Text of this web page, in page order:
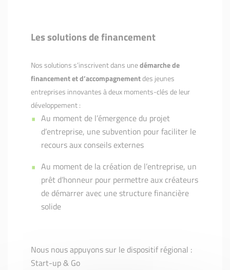
Les solutions de financement
Nos solutions s’inscrivent dans unedémarche de
financement et d’accompagnementdes jeunes
entreprises innovantes à deux moments-clés de leur
développement :
Au moment de l’émergence du projet
d’entreprise, une subvention pour faciliter le
recours aux conseils externes
Au moment de la création de l’entreprise, un
prêt d’honneur pour permettre aux créateurs
de démarrer avec une structure financière
solide
Nous nous appuyons sur le dispositif régional :
Start-up & Go